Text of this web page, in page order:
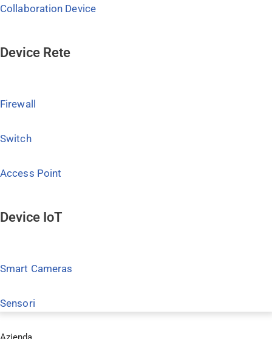
Collaboration Device
Device Rete
Firewall
Switch
Access Point
Device IoT
Smart Cameras
Sensori